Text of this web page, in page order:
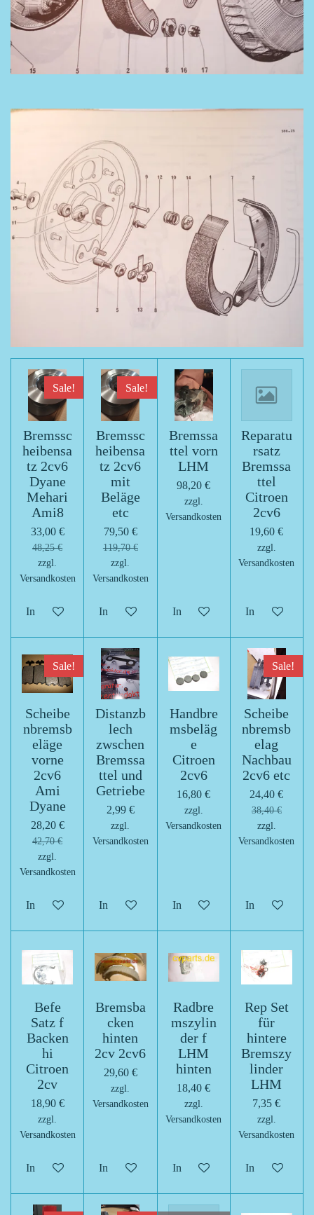
Sale!
Bremssc
heibensa
tz 2cv6
Dyane
Mehari
Ami8
33,00 €
48,25 €
zzgl.
Versandkosten
In den Warenkorb
Sale!
Bremssc
heibensa
tz 2cv6
mit
Beläge
etc
79,50 €
119,70 €
zzgl.
Versandkosten
In den Warenkorb
Bremssa
ttel vorn
LHM
98,20 €
zzgl.
Versandkosten
In den Warenkorb
Reparatu
rsatz
Bremssa
ttel
Citroen
2cv6
19,60 €
zzgl.
Versandkosten
In den
Sale!
Scheibe
nbremsb
eläge
vorne
2cv6
Ami
Dyane
28,20 €
42,70 €
zzgl.
Versandkosten
In den Warenkorb
Distanzb
lech
zwschen
Bremssa
ttel und
Getriebe
2,99 €
zzgl.
Versandkosten
In den Warenkorb
Handbre
msbeläg
e
Citroen
2cv6
16,80 €
zzgl.
Versandkosten
In den Warenkorb
Sale!
Scheibe
nbremsb
elag
Nachbau
2cv6 etc
24,40 €
38,40 €
zzgl.
Versandkosten
In den
Befe
Satz f
Backen
hi
Citroen
2cv
18,90 €
zzgl.
Versandkosten
In den Warenkorb
Bremsba
cken
hinten
2cv 2cv6
29,60 €
zzgl.
Versandkosten
In den Warenkorb
Radbre
mszylin
der f
LHM
hinten
18,40 €
zzgl.
Versandkosten
In den Warenkorb
Rep Set
für
hintere
Bremszy
linder
LHM
7,35 €
zzgl.
Versandkosten
In den